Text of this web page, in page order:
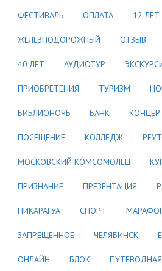
ФЕСТИВАЛЬ ОПЛАТА 12 ЛЕТ
ЖЕЛЕЗНОДОРОЖНЫЙ ОТЗЫВ
40 ЛЕТ АУДИОТУР
ПРИОБРЕТЕНИЯ ТУРИЗМ
БИБЛИОНОЧЬ БАНК
ПОСЕЩЕНИЕ КОЛЛЕДЖ
МОСКОВСКИЙ КОМСОМОЛЕЦ
ПРИЗНАНИЕ ПРЕЗЕНТАЦИЯ
НИКАРАГУА СПОРТ
ЗАПРЕЩЕННОЕ ЧЕЛЯБИНСК
ОНЛАЙН БЛОК